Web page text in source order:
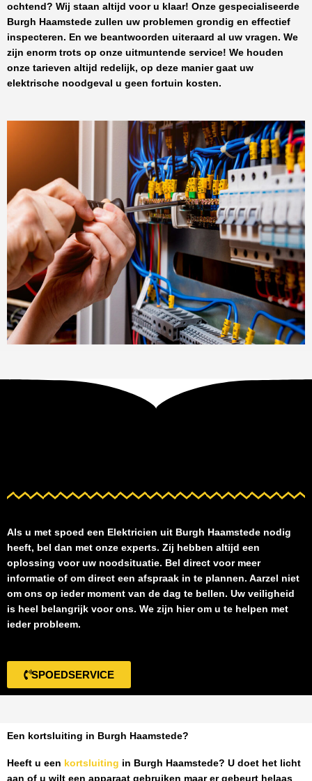
ochtend? Wij staan altijd voor u klaar! Onze gespecialiseerde
Burgh Haamstede zullen uw problemen grondig en effectief
inspecteren. En we beantwoorden uiteraard al uw vragen. We
zijn enorm trots op onze uitmuntende service! We houden
onze tarieven altijd redelijk, op deze manier gaat uw
elektrische noodgeval u geen fortuin kosten.
Als u met spoed een Elektricien uit Burgh Haamstede nodig
heeft, bel dan met onze experts. Zij hebben altijd een
oplossing voor uw noodsituatie. Bel direct voor meer
informatie of om direct een afspraak in te plannen. Aarzel niet
om ons op ieder moment van de dag te bellen. Uw veiligheid
is heel belangrijk voor ons. We zijn hier om u te helpen met
ieder probleem.
SPOEDSERVICE
Een kortsluiting in Burgh Haamstede?
Heeft u een kortsluiting in Burgh Haamstede? U doet het licht
aan of u wilt een apparaat gebruiken maar er gebeurt helaas